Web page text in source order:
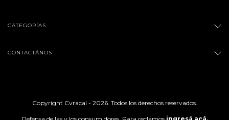
CATEGORÍAS
CONTACTÁNOS
Copyright Cvracal - 2026. Todos los derechos reservados.